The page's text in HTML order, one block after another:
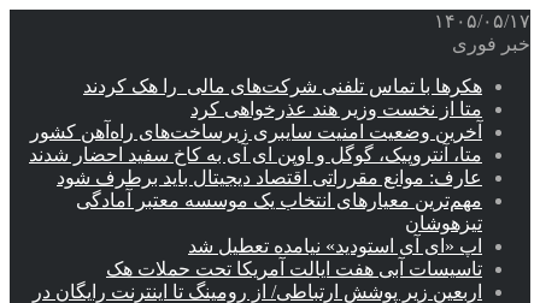
۱۴۰۵/۰۵/۱۷
خبر فوری
هکرها با تماس تلفنی شرکت‌های مالی را هک کردند
متا از نخست وزیر هند عذرخواهی کرد
آخرین وضعیت امنیت سایبری زیرساخت‌های راه‌آهن کشور
متا، آنتروپیک، گوگل و اوپن ای آی به کاخ سفید احضار شدند
عارف: موانع مقرراتی اقتصاد دیجیتال باید برطرف شود
مهم‌ترین معیارهای انتخاب یک موسسه معتبر آمادگی
تیزهوشان
اپ «ای آی استودید» نیامده تعطیل شد
تاسیسات آبی هفت ایالت آمریکا تحت حملات هک
اربعین زیر پوشش ارتباطی/ از رومینگ تا اینترنت رایگان در